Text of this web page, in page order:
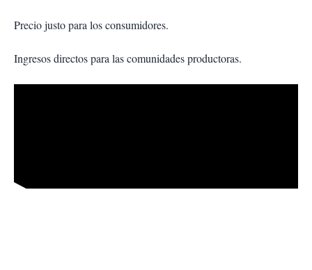
Precio justo para los consumidores.
Ingresos directos para las comunidades productoras.